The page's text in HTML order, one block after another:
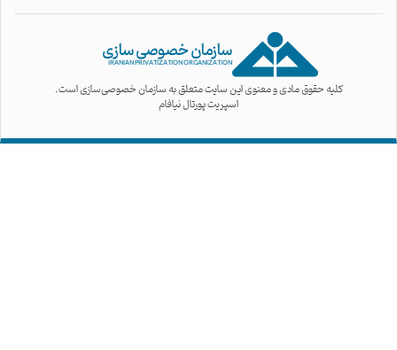
سازمان خصوصی سازی
IRANIAN PRIVATIZATION ORGANIZATION
کلیه حقوق مادی و معنوی این سایت متعلق به سازمان خصوصی‌سازی است.
اسپریت پورتال نیافام